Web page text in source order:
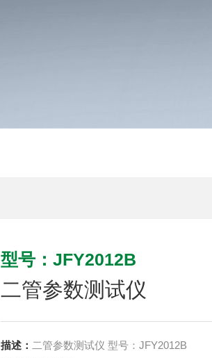
型号：JFY2012B
二管参数测试仪
描述： 二管参数测试仪 型号：JFY2012B